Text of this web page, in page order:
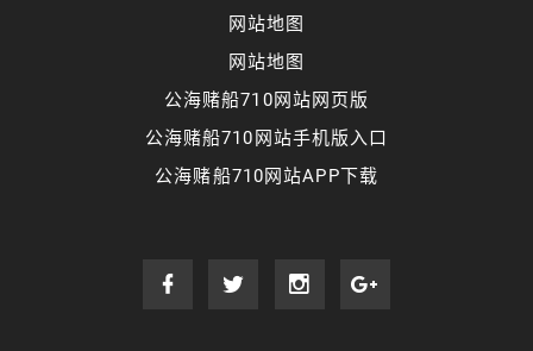
网站地图
网站地图
公海赌船710网站网页版
公海赌船710网站手机版入口
公海赌船710网站APP下载